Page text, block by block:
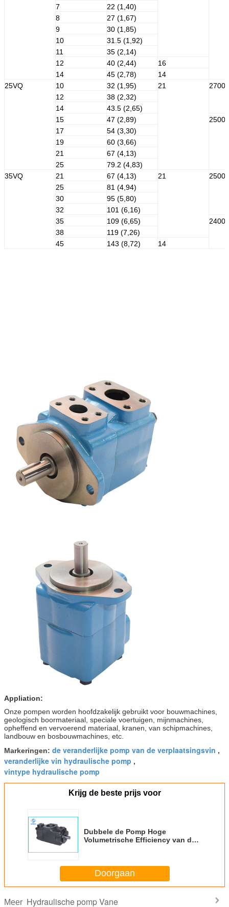
7
22 (1,40)
8
27 (1,67)
9
30 (1,85)
10
31.5 (1,92)
11
35 (2,14)
12
40 (2,44)
16
14
45 (2,78)
14
25VQ
10 32 (1,95) 21
2700
12
38 (2,32)
14
43.5 (2,65)
15
47 (2,89)
2500
17
54 (3,30)
19
60 (3,66)
21
67 (4,13)
25
79.2 (4,83)
35VQ
21 67 (4,13) 21
2500
25
81 (4,94)
30
95 (5,80)
32
101 (6,16)
35
109 (6,65)
2400
38
119 (7,26)
45
143 (8,72) 14
Appliation:
Onze pompen worden hoofdzakelijk gebruikt voor bouwmachines,
geologisch boormateriaal, speciale voertuigen, mijnmachines,
opheffend en vervoerend materiaal, kranen, van schipmachines,
landbouw en bosbouwmachines, etc.
Markeringen: de veranderlijke pomp van de verplaatsingsvin ,
veranderlijke vin hydraulische pomp ,
vintype hydraulische pomp
Krijg de beste prijs voor
Dubbele de Pomp Hoge
Volumetrische Efficiency van de
Doorgaan
Meer Hydraulische pomp Vane